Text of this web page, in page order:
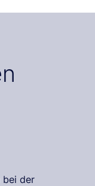
bei der